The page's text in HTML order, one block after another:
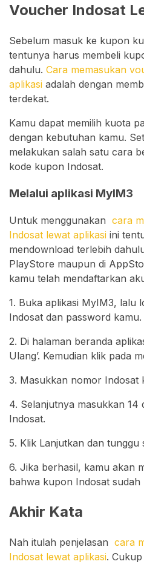
Voucher Indosat
Sebelum masuk ke kupon
tentunya harus membeli
dahulu. Cara memasukan
aplikasi adalah dengan
terdekat.
Kamu dapat memilih kuota
dengan kebutuhan kamu.
melakukan salah satu cara
kode kupon Indosat.
Melalui aplikasi MyIM3
Untuk menggunakan cara
Indosat lewat aplikasi ini
mendownload terlebih
PlayStore maupun di
kamu telah mendaftarkan
1. Buka aplikasi MyIM3, lalu
Indosat dan password kamu.
2. Di halaman beranda
Ulang’. Kemudian klik pada
3. Masukkan nomor Indosat
4. Selanjutnya masukkan
Indosat.
5. Klik Lanjutkan dan tunggu
6. Jika berhasil, kamu akan
bahwa kupon Indosat sudah
Akhir Kata
Nah itulah penjelasan cara
Indosat lewat aplikasi.